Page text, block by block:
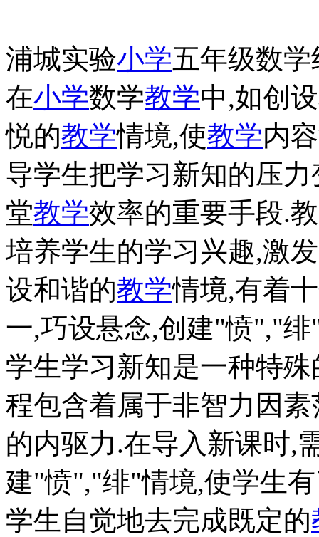
浦城实验小学五年级数
在小学数学教学中,如创
悦的教学情境,使教学内
导学生把学习新知的压
堂教学效率的重要手段.
培养学生的学习兴趣,激
设和谐的教学情境,有着
一,巧设悬念,创建"愤","
学生学习新知是一种特
程包含着属于非智力因
的内驱力.在导入新课时,
建"愤","绯"情境,使学生
学生自觉地去完成既定的